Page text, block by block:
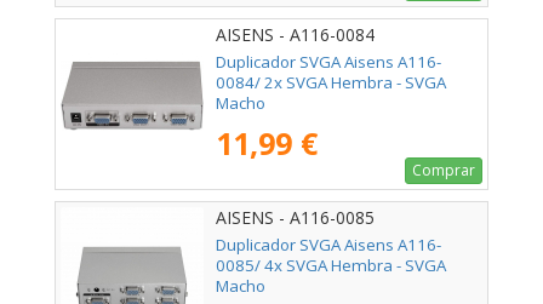
AISENS - A116-0084
Duplicador SVGA Aisens A116-
0084/ 2x SVGA Hembra - SVGA
Macho
11,99 €
Comprar
AISENS - A116-0085
Duplicador SVGA Aisens A116-
0085/ 4x SVGA Hembra - SVGA
Macho